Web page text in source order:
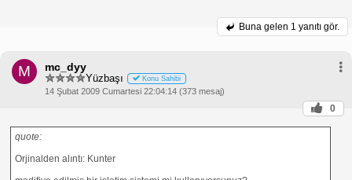
Buna gelen 1 yanıtı gör.
M mc_dyy
Yüzbaşı Konu Sahibi
14 Şubat 2009 Cumartesi 22:04:14 (373 mesaj)
0
quote:
Orjinalden alıntı: Kunter